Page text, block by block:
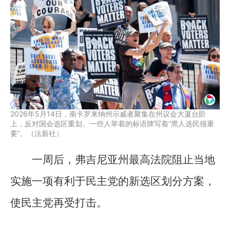
2026年5月14日，南卡罗来纳州示威者聚集在州议会大厦台阶
上，反对国会选区重划。一些人举着的标语牌写着“黑人选民很重
要”。（法新社）
一周后，弗吉尼亚州最高法院阻止当地
实施一项有利于民主党的新选区划分方案，
使民主党再受打击。